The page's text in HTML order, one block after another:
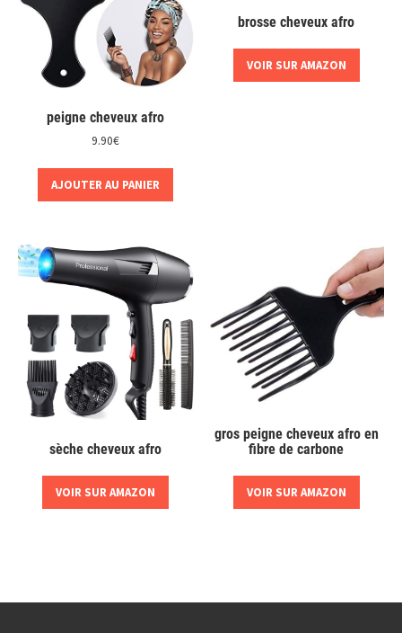
peigne cheveux afro
9.90€
AJOUTER AU PANIER
brosse cheveux afro
VOIR SUR AMAZON
sèche cheveux afro
VOIR SUR AMAZON
gros peigne cheveux afro en
fibre de carbone
VOIR SUR AMAZON